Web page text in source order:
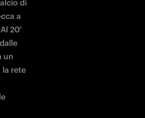
di
a
20'
un
la rete